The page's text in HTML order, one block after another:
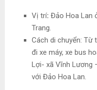
Vị trí: Đảo Hoa Lan
Trang.
Cách di chuyển: Từ
đi xe máy, xe bus
Lợi- xã Vĩnh Lương
với Đảo Hoa Lan.